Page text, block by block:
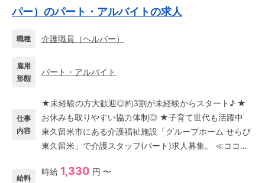
パー）のパート・アルバイトの求人
職種 介護職員（ヘルパー）
雇用
形態
パート・アルバイト
仕事
内容
★未経験の方大歓迎◎約3割が未経験からスタート♪ ★
お休みも取りやすい協力体制◎ ★子育て世代も活躍中
東久留米市にある介護福祉施設「グループホーム せらび
東久留米」で介護スタッフ(パート)求人募集。 ≪ココが
入社時研修をはじめ、現場での先輩スタッフがついて丁
給料
時給 1,330 円 〜